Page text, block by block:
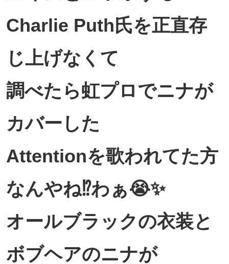
Charlie Puth氏を正直存
じ上げなくて
調べたら虹プロでニナが
カバーした
Attentionを歌われてた方
なんやね⁉️わぁ😭✨
オールブラックの衣装と
ボブヘアのニナが